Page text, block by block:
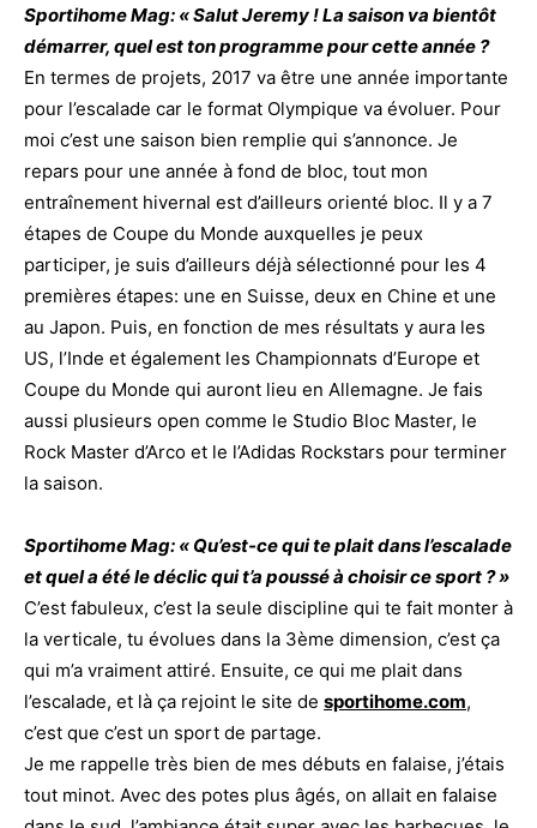
Sportihome Mag: « Salut Jeremy ! La saison va bientôt
démarrer, quel est ton programme pour cette année ?
En termes de projets, 2017 va être une année importante
pour l’escalade car le format Olympique va évoluer. Pour
moi c’est une saison bien remplie qui s’annonce. Je
repars pour une année à fond de bloc, tout mon
entraînement hivernal est d’ailleurs orienté bloc. Il y a 7
étapes de Coupe du Monde auxquelles je peux
participer, je suis d’ailleurs déjà sélectionné pour les 4
premières étapes: une en Suisse, deux en Chine et une
au Japon. Puis, en fonction de mes résultats y aura les
US, l’Inde et également les Championnats d’Europe et
Coupe du Monde qui auront lieu en Allemagne. Je fais
aussi plusieurs open comme le Studio Bloc Master, le
Rock Master d’Arco et le l’Adidas Rockstars pour terminer
la saison.
Sportihome Mag: « Qu’est-ce qui te plait dans l’escalade
et quel a été le déclic qui t’a poussé à choisir ce sport ? »
C’est fabuleux, c’est la seule discipline qui te fait monter à
la verticale, tu évolues dans la 3ème dimension, c’est ça
qui m’a vraiment attiré. Ensuite, ce qui me plait dans
l’escalade, et là ça rejoint le site de sportihome.com,
c’est que c’est un sport de partage.
Je me rappelle très bien de mes débuts en falaise, j’étais
tout minot. Avec des potes plus âgés, on allait en falaise